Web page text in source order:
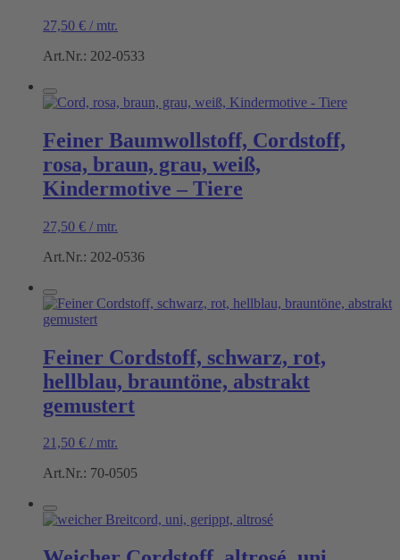
27,50 € / mtr.
Art.Nr.: 202-0533
Feiner Baumwollstoff, Cordstoff,
rosa, braun, grau, weiß,
Kindermotive – Tiere
27,50 € / mtr.
Art.Nr.: 202-0536
Feiner Cordstoff, schwarz, rot,
hellblau, brauntöne, abstrakt
gemustert
21,50 € / mtr.
Art.Nr.: 70-0505